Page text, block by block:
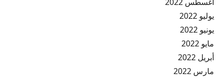
يوليو 2022
يونيو 2022
مايو 2022
أبريل 2022
مارس 2022